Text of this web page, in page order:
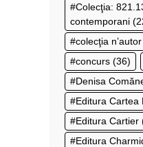
Colecţia:
contemporani
colecţia n’autor
concurs (36)
Denisa
Editura Cartea
Editura Cartier
Editura